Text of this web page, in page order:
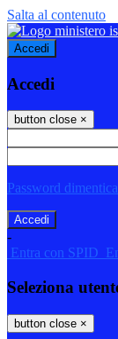
Salta al contenuto
Accedi
Accedi
button close ×
Password
-
Entra con SPID
Seleziona
button close ×